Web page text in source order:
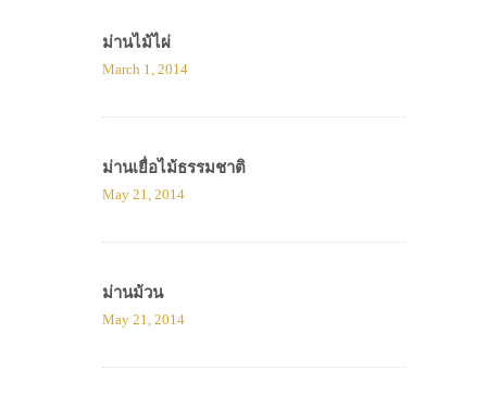
ม่านไม้ไผ่
March 1, 2014
ม่านเยื่อไม้ธรรมชาติ
May 21, 2014
ม่านม้วน
May 21, 2014